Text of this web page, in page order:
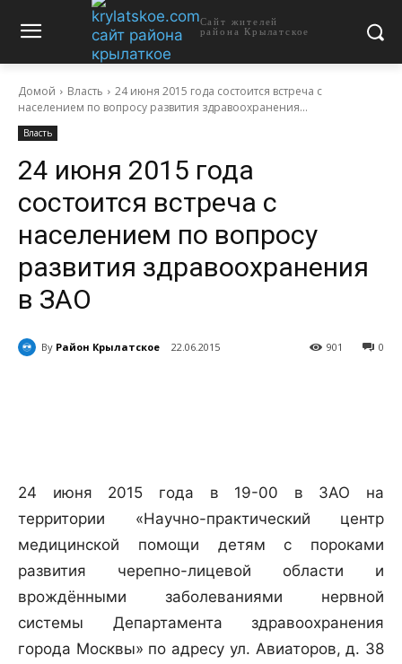
Сайт жителей
района Крылатское
Домой Власть
24 июня 2015 года состоится встреча с
населением по вопросу развития здравоохранения...
Власть
24 июня 2015 года
состоится встреча с
населением по вопросу
развития здравоохранения
в ЗАО
By Район Крылатское 22.06.2015 0
901
24 июня 2015 года в 19-00 в ЗАО на
территории «Научно-практический центр
медицинской помощи детям с пороками
развития черепно-лицевой области и
врождёнными заболеваниями нервной
системы Департамента здравоохранения
города Москвы» по адресу ул. Авиаторов, д. 38